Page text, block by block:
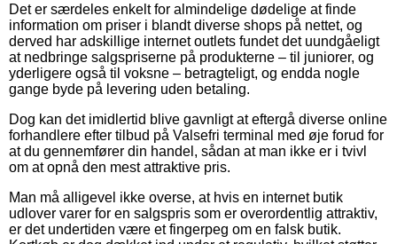
Det er særdeles enkelt for almindelige dødelige at finde
information om priser i blandt diverse shops på nettet, og
derved har adskillige internet outlets fundet det uundgåeligt
at nedbringe salgspriserne på produkterne – til juniorer, og
yderligere også til voksne – betragteligt, og endda nogle
gange byde på levering uden betaling.
Dog kan det imidlertid blive gavnligt at eftergå diverse online
forhandlere efter tilbud på Valsefri terminal med øje forud for
at du gennemfører din handel, sådan at man ikke er i tvivl
om at opnå den mest attraktive pris.
Man må alligevel ikke overse, at hvis en internet butik
udlover varer for en salgspris som er overordentlig attraktiv,
er det undertiden være et fingerpeg om en falsk butik.